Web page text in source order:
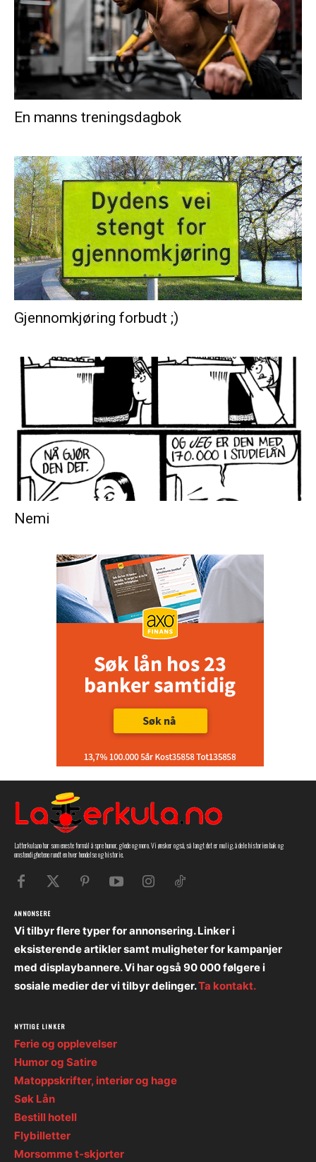
En manns treningsdagbok
Gjennomkjøring forbudt ;)
Nemi
Latterkula.no har som eneste formål å spre humor, glede og moro. Vi ønsker også, så langt det er mulig, å dele historien bak og
omstendighetene rundt en hver hendelse og historie.
ANNONSERE
Vi tilbyr flere typer for annonsering. Linker i
eksisterende artikler samt muligheter for kampanjer
med displaybannere. Vi har også 90 000 følgere i
sosiale medier der vi tilbyr delinger.Ta kontakt.
NYTTIGE LINKER
Ferie og opplevelser
Humor og Satire
Matoppskrifter, interiør og hage
Søk Lån
Bestill hotell
Flybilletter
Morsomme t-skjorter